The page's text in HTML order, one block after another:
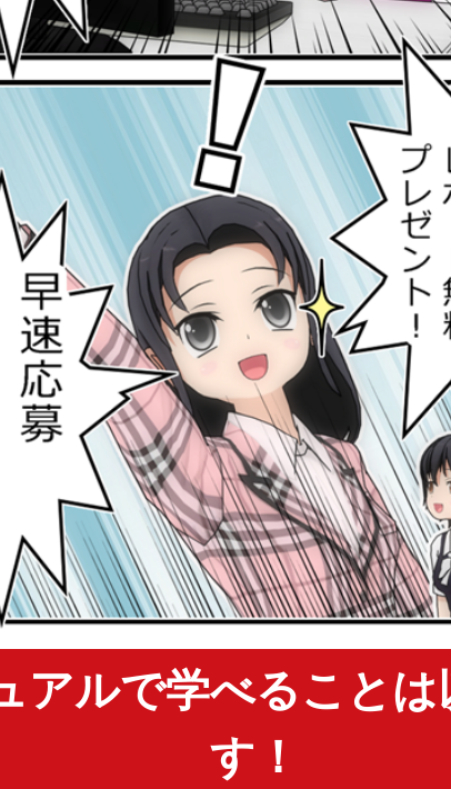
アルで学べること
す！